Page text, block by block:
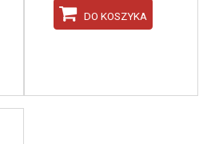
DO KOSZYKA